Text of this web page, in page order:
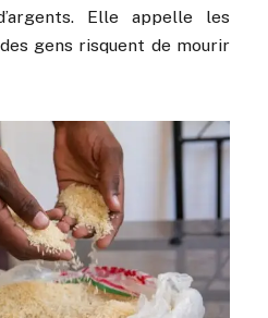
Elle appelle les
gens risquent de mourir